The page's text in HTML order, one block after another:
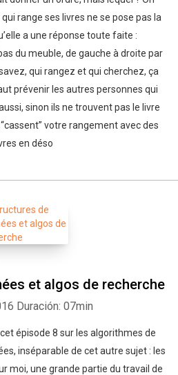
range ses livres ne se pose pas la
a une réponse toute faite :
du meuble, de gauche à droite par
qui rangez et qui cherchez, ça
prévenir les autres personnes qui
sinon ils ne trouvent pas le livre
votre rangement avec des
en déso
et algos de recherche
Duración: 07min
épisode 8 sur les algorithmes de
inséparable de cet autre sujet : les
moi, une grande partie du travail de